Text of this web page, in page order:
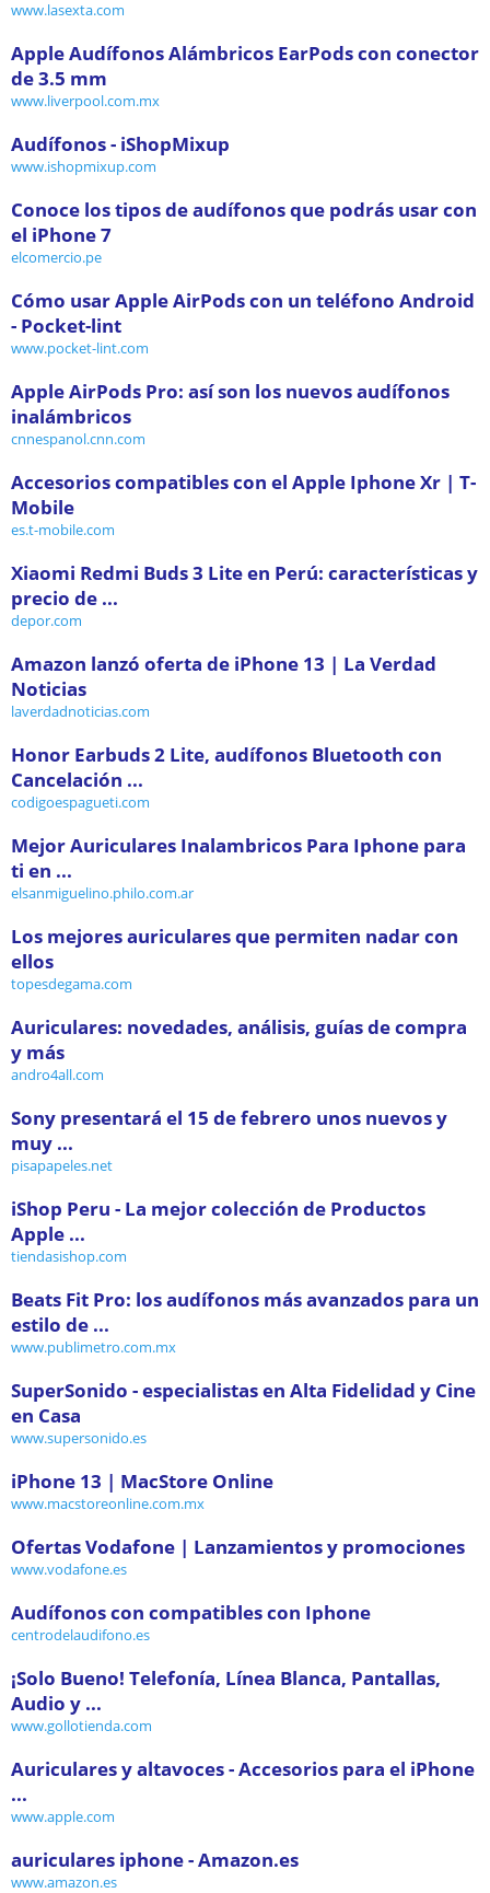
www.lasexta.com
Apple Audífonos Alámbricos EarPods con conector
de 3.5 mm
www.liverpool.com.mx
Audífonos - iShopMixup
www.ishopmixup.com
Conoce los tipos de audífonos que podrás usar con
el iPhone 7
elcomercio.pe
Cómo usar Apple AirPods con un teléfono Android
- Pocket-lint
www.pocket-lint.com
Apple AirPods Pro: así son los nuevos audífonos
inalámbricos
cnnespanol.cnn.com
Accesorios compatibles con el Apple Iphone Xr | T-
Mobile
es.t-mobile.com
Xiaomi Redmi Buds 3 Lite en Perú: características y
precio de ...
depor.com
Amazon lanzó oferta de iPhone 13 | La Verdad
Noticias
laverdadnoticias.com
Honor Earbuds 2 Lite, audífonos Bluetooth con
Cancelación ...
codigoespagueti.com
Mejor Auriculares Inalambricos Para Iphone para
ti en ...
elsanmiguelino.philo.com.ar
Los mejores auriculares que permiten nadar con
ellos
topesdegama.com
Auriculares: novedades, análisis, guías de compra
y más
andro4all.com
Sony presentará el 15 de febrero unos nuevos y
muy ...
pisapapeles.net
iShop Peru - La mejor colección de Productos
Apple ...
tiendasishop.com
Beats Fit Pro: los audífonos más avanzados para un
estilo de ...
www.publimetro.com.mx
SuperSonido - especialistas en Alta Fidelidad y Cine
en Casa
www.supersonido.es
iPhone 13 | MacStore Online
www.macstoreonline.com.mx
Ofertas Vodafone | Lanzamientos y promociones
www.vodafone.es
Audífonos con compatibles con Iphone
centrodelaudifono.es
¡Solo Bueno! Telefonía, Línea Blanca, Pantallas,
Audio y ...
www.gollotienda.com
Auriculares y altavoces - Accesorios para el iPhone
...
www.apple.com
auriculares iphone - Amazon.es
www.amazon.es